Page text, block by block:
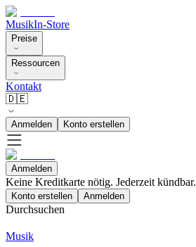
MusikIn-Store
Preise
Ressourcen
Kontakt
🇩🇪
Anmelden Konto erstellen
Anmelden
Keine Kreditkarte nötig. Jederzeit kündbar.
Konto erstellen Anmelden
Durchsuchen
Musik